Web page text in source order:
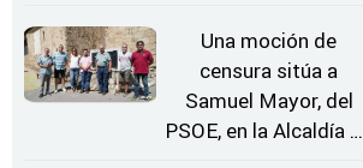
Una moción de
censura sitúa a
Samuel Mayor, del
PSOE, en la Alcaldía de